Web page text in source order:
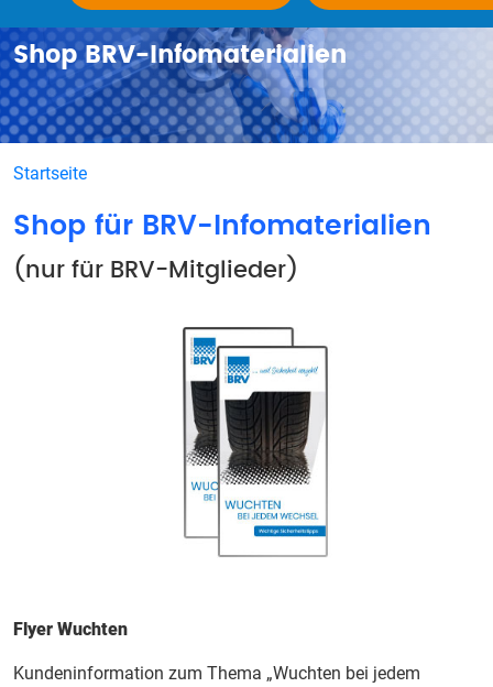
Shop BRV-Infomaterialien
Startseite
Shop für BRV-Infomaterialien
(nur für BRV-Mitglieder)
Flyer Wuchten
Kundeninformation zum Thema „Wuchten bei jedem